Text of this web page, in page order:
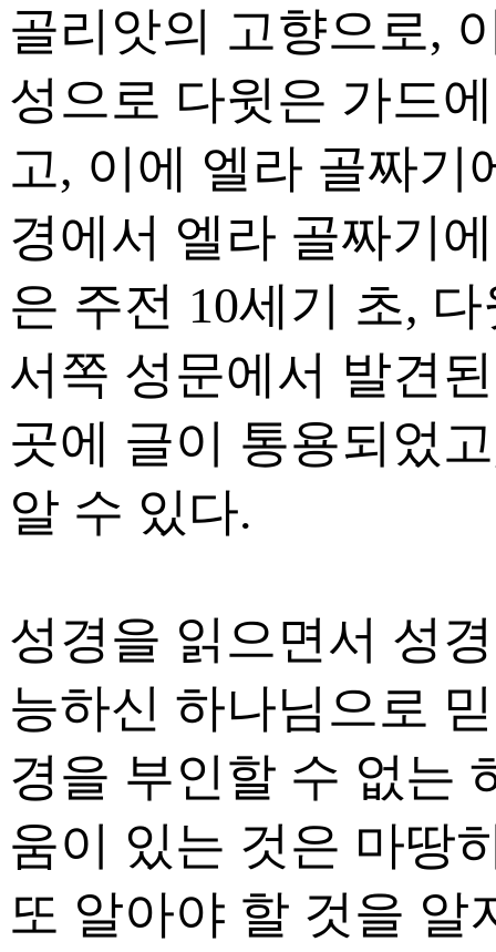
골리앗의 고향으로,
성으로 다윗은 가드
고, 이에 엘라 골짜기
경에서 엘라 골짜기
은 주전 10세기 초,
서쪽 성문에서 발견
곳에 글이 통용되었
알 수 있다.
성경을 읽으면서 성
능하신 하나님으로
경을 부인할 수 없는
움이 있는 것은 마땅
또 알아야 할 것을 알